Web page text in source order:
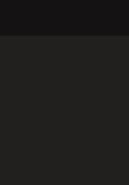
Devices Link